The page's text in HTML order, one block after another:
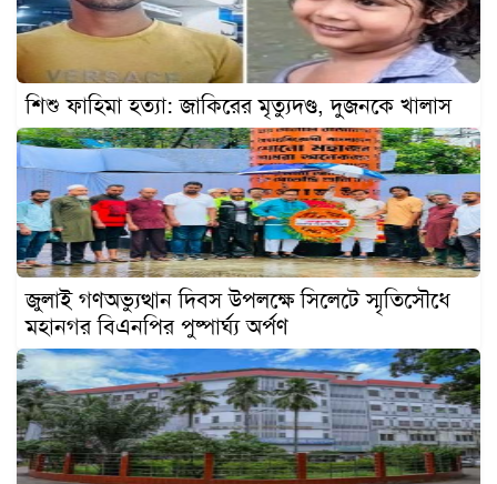
বিনোদন
এক্সক্লুসিভ
শিক্ষাঙ্গন
অর্থনীতি
মতামত
অন্যান্য
লাইফস্টাইল
শিশু ফাহিমা হত্যা: জাকিরের মৃত্যুদণ্ড, দুজনকে খালাস
জুলাই গণঅভ্যুত্থান দিবস উপলক্ষে সিলেটে স্মৃতিসৌধে
মহানগর বিএনপির পুষ্পার্ঘ্য অর্পণ